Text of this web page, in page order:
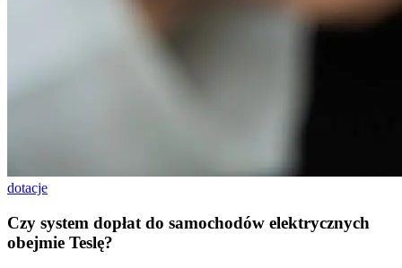
dotacje
Czy system dopłat do samochodów elektrycznych
obejmie Teslę?